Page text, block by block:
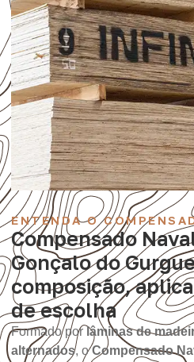
ENTENDA O
Compensado
Gonçalo do
composição,
de escolha
Formado por lâminas de
alternados, oCompensado